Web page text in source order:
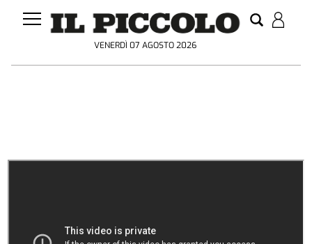
VENERDÌ 07 AGOSTO 2026